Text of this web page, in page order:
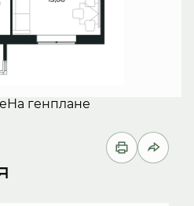
На генплане